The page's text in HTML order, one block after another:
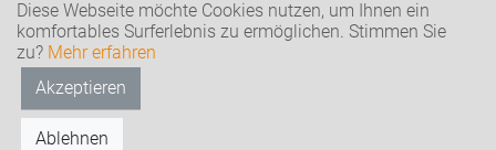
Diese Webseite möchte Cookies nutzen, um Ihnen ein
komfortables Surferlebnis zu ermöglichen. Stimmen Sie
zu? Mehr erfahren
Akzeptieren
Ablehnen